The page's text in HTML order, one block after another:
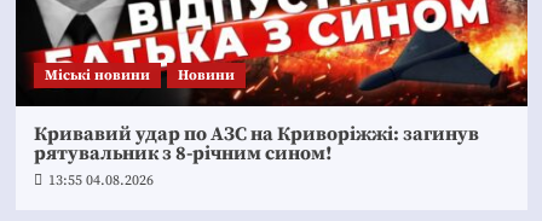
Mіські новини Новини
Кривавий удар по АЗС на Криворіжжі: загинув
рятувальник з 8-річним сином!
13:55 04.08.2026